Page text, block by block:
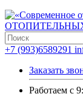
+7 (993)6589291
Заказать
Работаем с